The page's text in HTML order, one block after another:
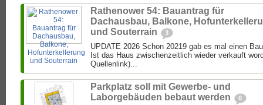
Rathenower 54: Bauantrag für
Dachausbau, Balkone,
und Souterrain
3
UPDATE 2026 Schon 20219 gab es mal einen
Ist das Haus zwischenzeitlich wieder verkauft
Quellenlink)...
Parkplatz soll mit Gewerbe- und
Laborgebäuden bebaut werden
0